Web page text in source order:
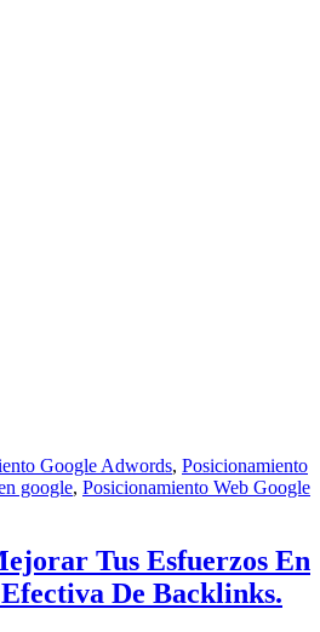
Google Adwords, Posicionamiento
google, Posicionamiento Web Google
Tus Esfuerzos En
De Backlinks.